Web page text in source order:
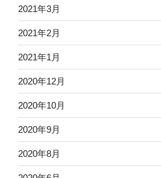
2021年3月
2021年2月
2021年1月
2020年12月
2020年10月
2020年9月
2020年8月